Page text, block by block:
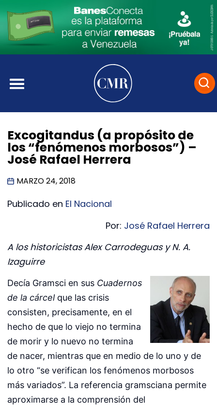
Excogitandus (a propósito de
los “fenómenos morbosos”) –
José Rafael Herrera
MARZO 24, 2018
Publicado en El Nacional
Por: José Rafael Herrera
A los historicistas Alex Carrodeguas y N. A.
Izaguirre
Decía Gramsci en sus Cuadernos
de la cárcelque las crisis
consisten, precisamente, en el
hecho de que lo viejo no termina
de morir y lo nuevo no termina
de nacer, mientras que en medio de lo uno y de
lo otro “se verifican los fenómenos morbosos
más variados”. La referencia gramsciana permite
aproximarse a la comprensión del